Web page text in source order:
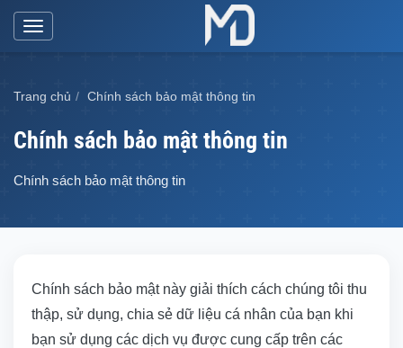
Toggle
Trang chủ Chính sách bảo mật thông tin
Chính sách bảo mật thông tin
Chính sách bảo mật thông tin
Chính sách bảo mật này giải thích cách chúng tôi thu
thập, sử dụng, chia sẻ dữ liệu cá nhân của bạn khi
bạn sử dụng các dịch vụ được cung cấp trên các